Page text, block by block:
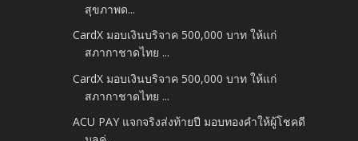
สุขภาพด...
CardX มอบเงินบริจาค 500,000 บาท ให้แก่
สภากาชาดไทย ...
CardX มอบเงินบริจาค 500,000 บาท ให้แก่
สภากาชาดไทย ...
ACU PAY แจกจริงส่งท้ายปี มอบทองคำให้ผู้โชคดี